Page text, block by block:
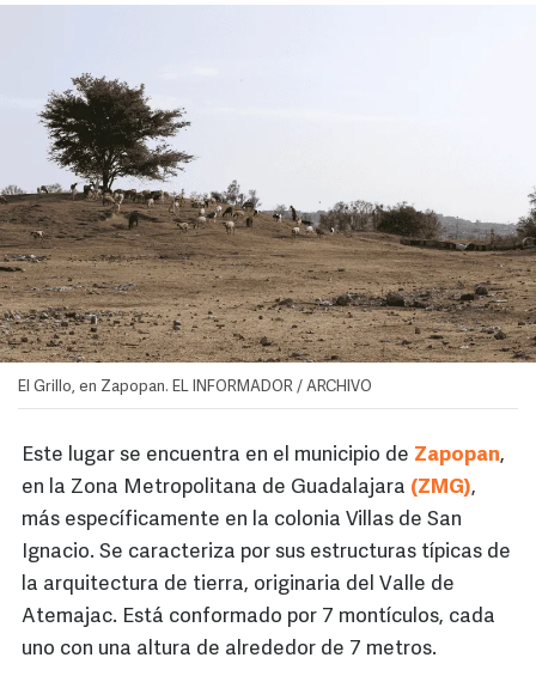
El Grillo, en Zapopan. EL INFORMADOR / ARCHIVO
Este lugar se encuentra en el municipio de Zapopan,
en la Zona Metropolitana de Guadalajara (ZMG),
más específicamente en la colonia Villas de San
Ignacio. Se caracteriza por sus estructuras típicas de
la arquitectura de tierra, originaria del Valle de
Atemajac. Está conformado por 7 montículos, cada
uno con una altura de alrededor de 7 metros.